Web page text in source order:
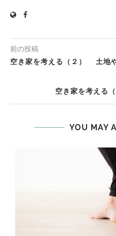
前の投稿
空き家を考える（２） 土地
空き家を考える
YOU MAY